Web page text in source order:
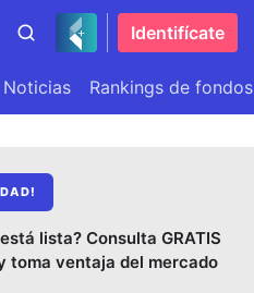
Identifícate
Noticias Rankings de fondos
lista? Consulta GRATIS
toma ventaja del mercado